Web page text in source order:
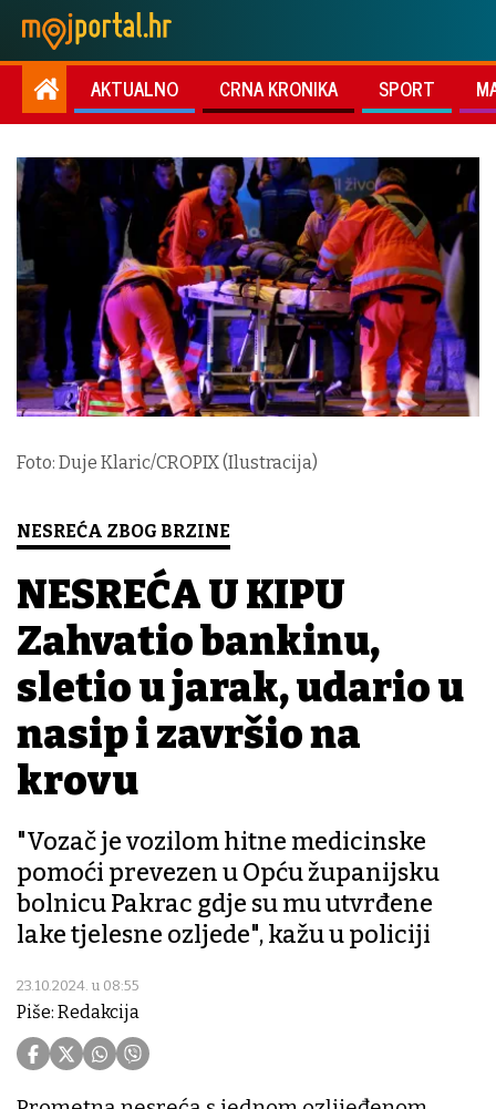
AKTUALNO CRNA KRONIKA SPORT
Foto: Duje Klaric/CROPIX (Ilustracija)
NESREĆA ZBOG BRZINE
NESREĆA U KIPU
Zahvatio bankinu,
sletio u jarak, udario u
nasip i završio na
krovu
"Vozač je vozilom hitne medicinske
pomoći prevezen u Opću županijsku
bolnicu Pakrac gdje su mu utvrđene
lake tjelesne ozljede", kažu u policiji
23.10.2024. u 08:55
Piše: Redakcija